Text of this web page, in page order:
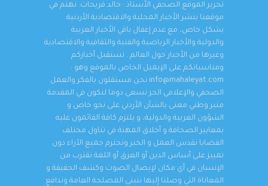
تحرير الموقع الصحفي الأستاذ : خالد فريحات. نهتم في
موقعنا بنشر الأخبار المحلية والاقتصادية الأردنية
بشكل خاص، مع عدم إغفال باقي الأخبار العربية
والدولية والأخبار الرياضية والفنية والثقافية والاقتصادية
وغيرها من الأخبار حول العالم . نستقبل أخباركم
ومناسباتكم على الإيميل الخاص بالموقع وهو :
info@mahaleyat.com نحن مستقلون بالفكر والعمل
الصحفي والإعلامي الحر نسعى دوما لنكون في المقدمة
منبر وطني معنى بالشأن الأردني على نحو خاص و
الشؤون العربية والدولية، و يلتزم كافة القائمون عليه
بمعايير الصحافة و أخلاق المهنة في تناول مختلف
القضايا نقدس العمل و الخبر ونحترم جميع الآراء دون
تمييز على أساس الدين أو العرق أو اللغة نقترب من
الإنسان في أي مكان لإيصال الصوت وكشف الحقيقة و
المعاناة التي وصلنا إليها نتبنى المصلحة العامة وندافع